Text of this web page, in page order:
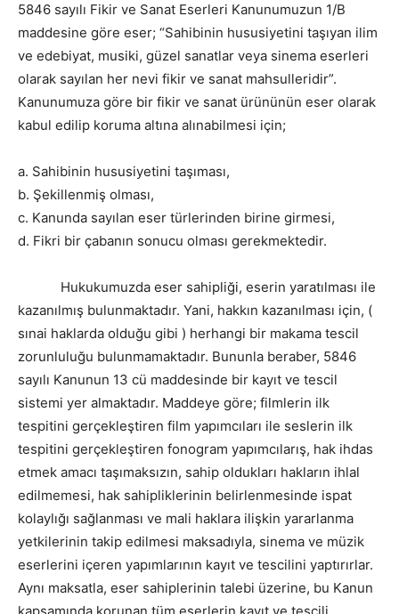
5846 sayılı Fikir ve Sanat Eserleri Kanunumuzun 1/B
maddesine göre eser; “Sahibinin hususiyetini taşıyan ilim
ve edebiyat, musiki, güzel sanatlar veya sinema eserleri
olarak sayılan her nevi fikir ve sanat mahsulleridir”.
Kanunumuza göre bir fikir ve sanat ürününün eser olarak
kabul edilip koruma altına alınabilmesi için;
a. Sahibinin hususiyetini taşıması,
b. Şekillenmiş olması,
c. Kanunda sayılan eser türlerinden birine girmesi,
d. Fikri bir çabanın sonucu olması gerekmektedir.
Hukukumuzda eser sahipliği, eserin yaratılması ile
kazanılmış bulunmaktadır. Yani, hakkın kazanılması için, (
sınai haklarda olduğu gibi ) herhangi bir makama tescil
zorunluluğu bulunmamaktadır. Bununla beraber, 5846
sayılı Kanunun 13 cü maddesinde bir kayıt ve tescil
sistemi yer almaktadır. Maddeye göre; filmlerin ilk
tespitini gerçekleştiren film yapımcıları ile seslerin ilk
tespitini gerçekleştiren fonogram yapımcılarış, hak ihdas
etmek amacı taşımaksızın, sahip oldukları hakların ihlal
edilmemesi, hak sahipliklerinin belirlenmesinde ispat
kolaylığı sağlanması ve mali haklara ilişkin yararlanma
yetkilerinin takip edilmesi maksadıyla, sinema ve müzik
eserlerini içeren yapımlarının kayıt ve tescilini yaptırırlar.
Aynı maksatla, eser sahiplerinin talebi üzerine, bu Kanun